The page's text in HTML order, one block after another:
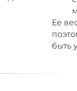
Ее
быть